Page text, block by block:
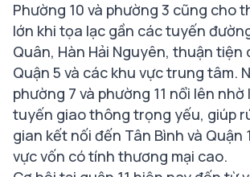
Phường 10 và phường 3 cũng cho
lớn khi tọa lạc gần các tuyến
Quân, Hàn Hải Nguyên, thuận tiện
Quận 5 và các khu vực trung tâm.
phường 7 và phường 11 nổi lên
tuyến giao thông trọng yếu, giúp
gian kết nối đến Tân Bình và Quận
vực vốn có tính thương mại cao.